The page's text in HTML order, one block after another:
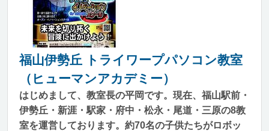
福山伊勢丘 トライワープパソコン教室
（ヒューマンアカデミー）
はじめまして、教室長の平岡です。現在、福山駅前・
伊勢丘・新涯・駅家・府中・松永・尾道・三原の8教
室を運営しております。約70名の子供たちがロボッ